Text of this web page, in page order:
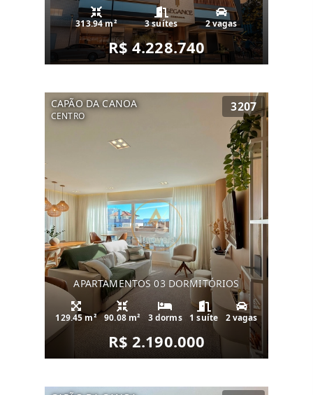
313.94 m² 3 suítes 2 vagas
R$ 4.228.740
CAPÃO DA CANOA
CENTRO
3207
APARTAMENTOS 03 DORMITÓRIOS
129.45 m² 90.08 m² 3 dorms 1 suíte 2 vagas
R$ 2.190.000